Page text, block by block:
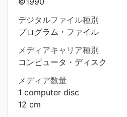
デジタルファイル種別
プログラム・ファイル
メディアキャリア種別
コンピュータ・ディスク
メディア数量
1 computer disc
12 cm